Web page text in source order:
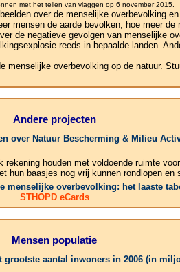
met het tellen van vlaggen op 6 november 2015.
over de menselijke overbevolking
mensen de aarde bevolken, hoe meer
de negatieve gevolgen van menselijke
reeds in bepaalde landen.
overbevolking op de natuur.
Andere projecten
over Natuur Bescherming & Milieu
houden met voldoende ruimte
baasjes nog vrij kunnen rondlopen
menselijke overbevolking: het laaste
STHOPD eCards
Mensen populatie
grootste aantal inwoners in 2006 (in